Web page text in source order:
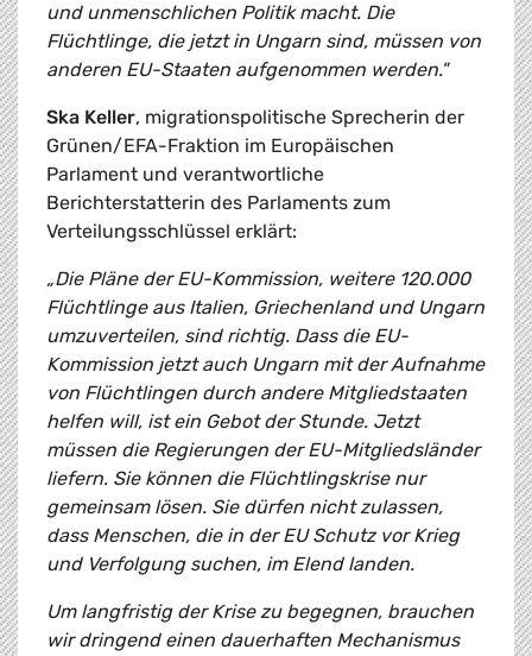
und unmenschlichen Politik macht. Die
Flüchtlinge, die jetzt in Ungarn sind, müssen von
anderen EU-Staaten aufgenommen werden."
Ska Keller, migrationspolitische Sprecherin der
Grünen/EFA-Fraktion im Europäischen
Parlament und verantwortliche
Berichterstatterin des Parlaments zum
Verteilungsschlüssel erklärt:
„Die Pläne der EU-Kommission, weitere 120.000
Flüchtlinge aus Italien, Griechenland und Ungarn
umzuverteilen, sind richtig. Dass die EU-
Kommission jetzt auch Ungarn mit der Aufnahme
von Flüchtlingen durch andere Mitgliedstaaten
helfen will, ist ein Gebot der Stunde. Jetzt
müssen die Regierungen der EU-Mitgliedsländer
liefern. Sie können die Flüchtlingskrise nur
gemeinsam lösen. Sie dürfen nicht zulassen,
dass Menschen, die in der EU Schutz vor Krieg
und Verfolgung suchen, im Elend landen.
Um langfristig der Krise zu begegnen, brauchen
wir dringend einen dauerhaften Mechanismus